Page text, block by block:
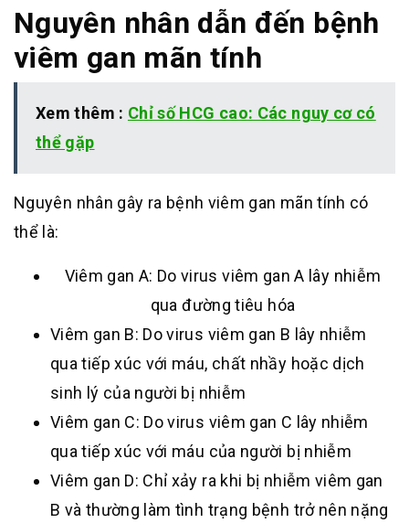
Nguyên nhân dẫn đến bệnh
viêm gan mãn tính
Xem thêm : Chỉ số HCG cao: Các nguy cơ có
thể gặp
Nguyên nhân gây ra bệnh viêm gan mãn tính có
thể là:
Viêm gan A: Do virus viêm gan A lây nhiễm
qua đường tiêu hóa
Viêm gan B: Do virus viêm gan B lây nhiễm
qua tiếp xúc với máu, chất nhầy hoặc dịch
sinh lý của người bị nhiễm
Viêm gan C: Do virus viêm gan C lây nhiễm
qua tiếp xúc với máu của người bị nhiễm
Viêm gan D: Chỉ xảy ra khi bị nhiễm viêm gan
B và thường làm tình trạng bệnh trở nên nặng